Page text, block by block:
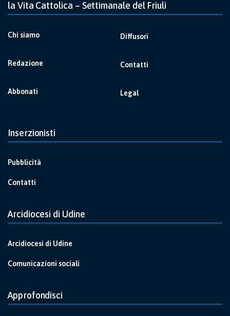
la Vita Cattolica – Settimanale del Friuli
Chi siamo
Redazione
Abbonati
Diffusori
Contatti
Legal
Inserzionisti
Pubblicità
Contatti
Arcidiocesi di Udine
Arcidiocesi di Udine
Comunicazioni sociali
Approfondisci